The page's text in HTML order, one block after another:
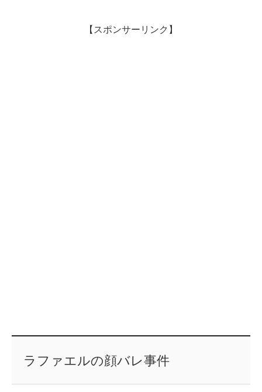
【スポンサーリンク】
ラファエルの顔バレ事件